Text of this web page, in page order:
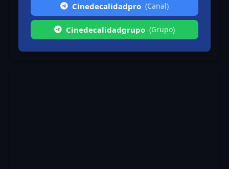
Cinedecalidadpro (Canal)
Cinedecalidadgrupo (Grupo)